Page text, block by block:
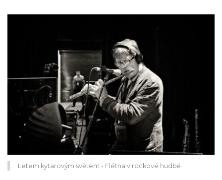
Letem kytarovým světem - Flétna v rockové hudbě